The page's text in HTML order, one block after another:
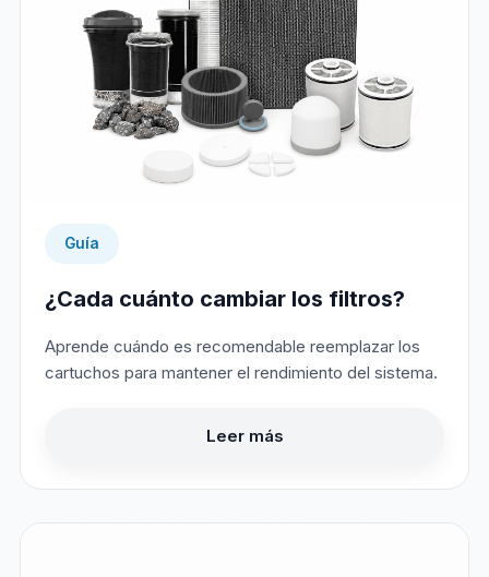
Guía
¿Cada cuánto cambiar los filtros?
Aprende cuándo es recomendable reemplazar los
cartuchos para mantener el rendimiento del sistema.
Leer más